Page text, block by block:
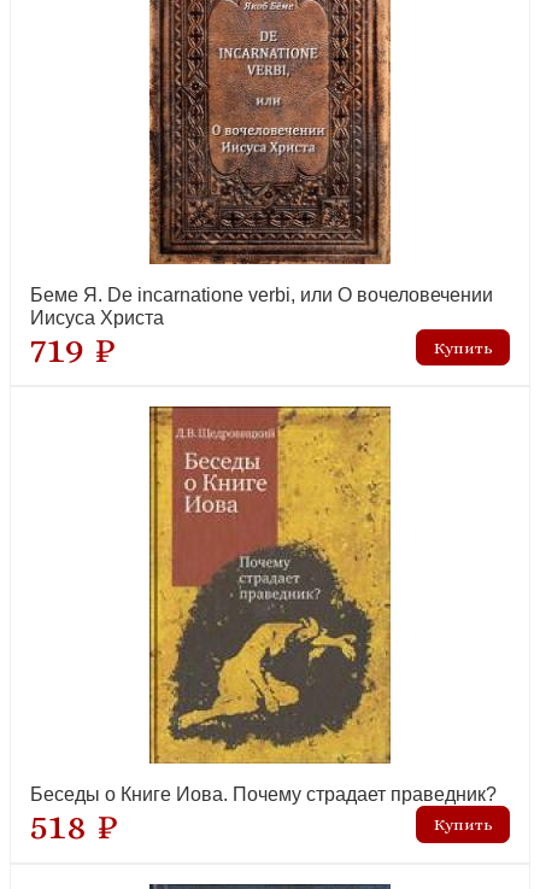
Беме Я. De incarnatione verbi, или О вочеловечении
Иисуса Христа
719 ₽
Беседы о Книге Иова. Почему страдает праведник?
518 ₽